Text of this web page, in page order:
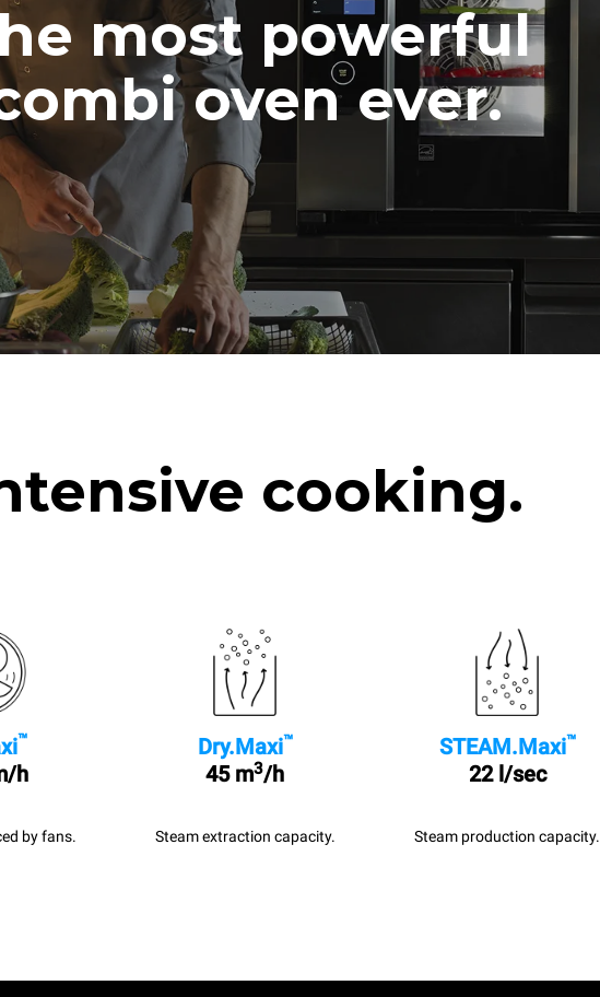
most powerful
oven ever.
cooking.
™
h
by fans.
Dry.Maxi™
45 m3/h
Steam extraction capacity.
STEAM.Maxi™
22 l/sec
Steam production capacity.